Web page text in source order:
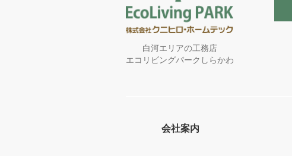
白河エリアの工務店
エコリビングパークしらかわ
会社案内